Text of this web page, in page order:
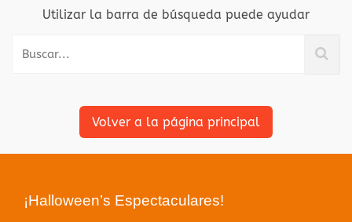
Utilizar la barra de búsqueda puede ayudar
Volver a la página principal
¡Halloween’s Espectaculares!